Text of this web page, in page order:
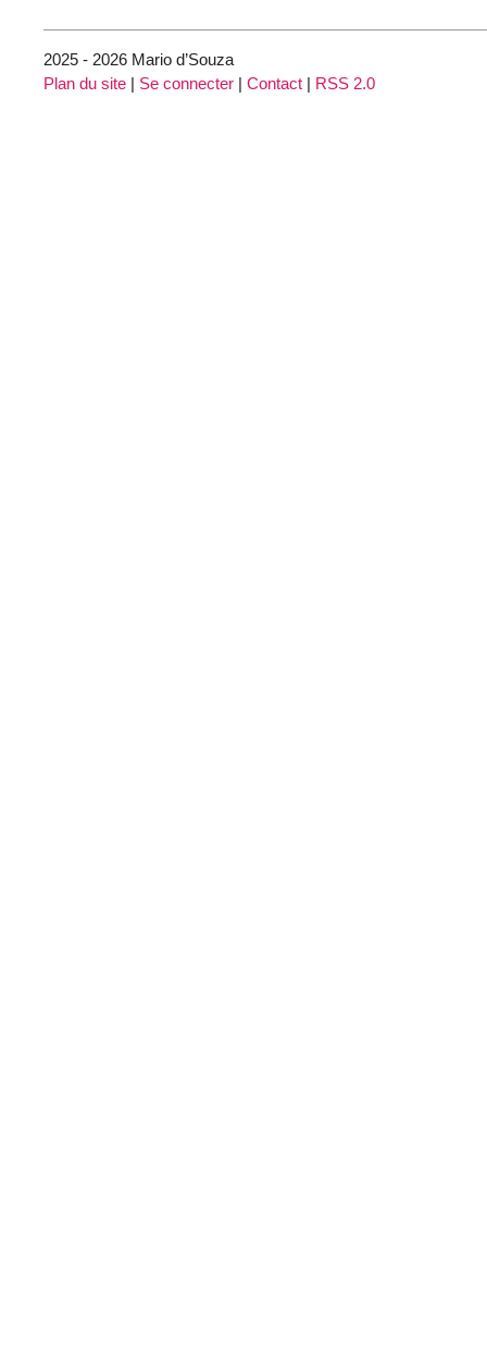
2025 - 2026 Mario d’Souza
Plan du site | Se connecter | Contact | RSS 2.0